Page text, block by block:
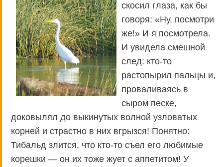
скосил глаза, как бы
говоря: «Ну, посмотри
же!» И я посмотрела.
И увидела смешной
след: кто-то
растопырил пальцы и,
проваливаясь в
сыром песке,
доковылял до выкинутых волной узловатых
корней и страстно в них вгрызся! Понятно:
Тибальд злится, что кто-то съел его любимые
корешки — он их тоже жует с аппетитом! У